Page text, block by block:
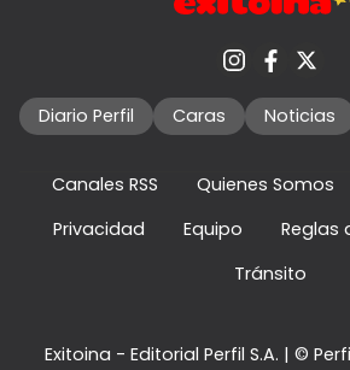
Diario Perfil Caras Noticias
Canales RSS Quienes Somos
Privacidad
Equipo
Reglas
Tránsito
Exitoina - Editorial Perfil S.A. | ©